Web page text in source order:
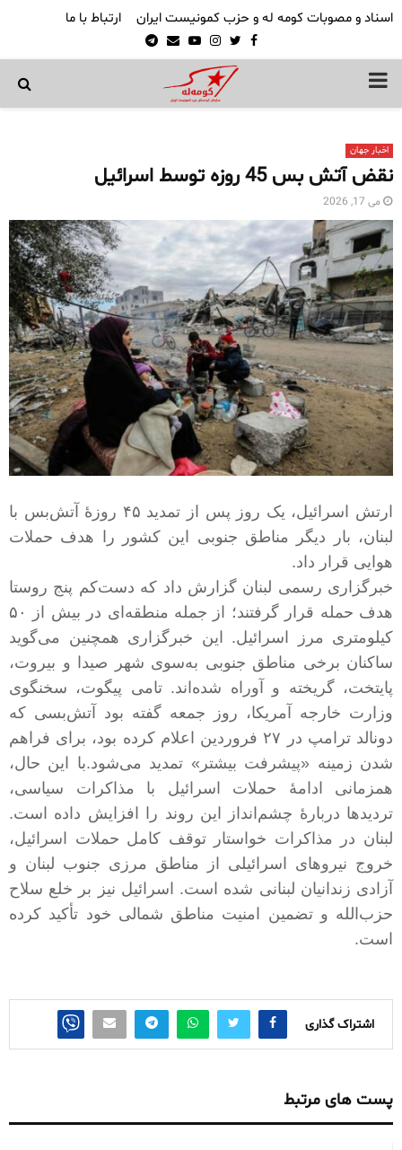
اسناد و مصوبات کومه له و حزب کمونیست ایران ارتباط با ما
Facebook
Twitter
Instagram
Youtube
Email
Telegram
PRIMARY
اخبار جهان
نقض آتش بس 45 روزه توسط اسرائیل
می 17, 2026
ارتش اسرائیل، یک روز پس از تمدید ۴۵ روزهٔ آتش‌بس با
لبنان، بار دیگر مناطق جنوبی این کشور را هدف حملات
هوایی قرار داد.
خبرگزاری رسمی لبنان گزارش داد که دست‌کم پنج روستا
هدف حمله قرار گرفتند؛ از جمله منطقه‌ای در بیش از ۵۰
کیلومتری مرز اسرائیل. این خبرگزاری همچنین می‌گوید
ساکنان برخی مناطق جنوبی به‌سوی شهر صیدا و بیروت،
پایتخت، گریخته و آوراه شده‌اند. تامی پیگوت، سخنگوی
وزارت خارجه آمریکا، روز جمعه گفته بود آتش‌بسی که
دونالد ترامپ در ۲۷ فروردین اعلام کرده بود، برای فراهم
شدن زمینه «پیشرفت بیشتر» تمدید می‌شود.با این حال،
همزمانی ادامهٔ حملات اسرائیل با مذاکرات سیاسی،
تردیدها دربارهٔ چشم‌انداز این روند را افزایش داده است.
لبنان در مذاکرات خواستار توقف کامل حملات اسرائیل،
خروج نیروهای اسرائیلی از مناطق مرزی جنوب لبنان و
آزادی زندانیان لبنانی شده است. اسرائیل نیز بر خلع سلاح
حزب‌الله و تضمین امنیت مناطق شمالی خود تأکید کرده
است.
اشتراک گذاری
پست های مرتبط